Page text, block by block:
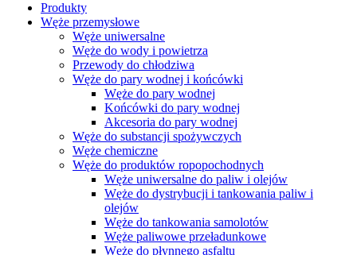
Produkty
Węże przemysłowe
Węże uniwersalne
Węże do wody i powietrza
Przewody do chłodziwa
Węże do pary wodnej i końcówki
Węże do pary wodnej
Końcówki do pary wodnej
Akcesoria do pary wodnej
Węże do substancji spożywczych
Węże chemiczne
Węże do produktów ropopochodnych
Węże uniwersalne do paliw i olejów
Węże do dystrybucji i tankowania paliw i
olejów
Węże do tankowania samolotów
Węże paliwowe przeładunkowe
Węże do płynnego asfaltu